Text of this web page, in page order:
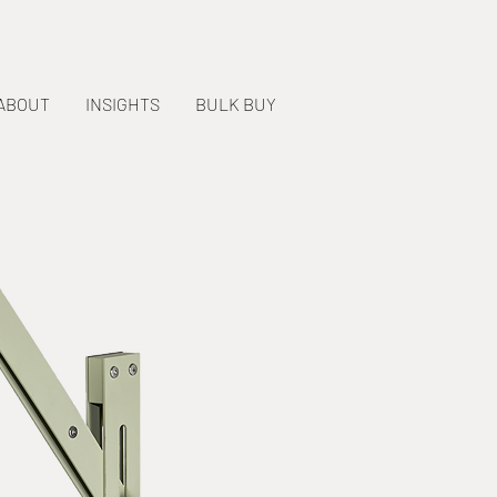
INSIGHTS BULK BUY